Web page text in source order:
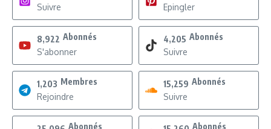
Suivre
Epingler
8,922 Abonnés
S'abonner
4,205 Abonnés
Suivre
1,203 Membres
Rejoindre
15,259 Abonnés
Suivre
Abonnés
Abonnés